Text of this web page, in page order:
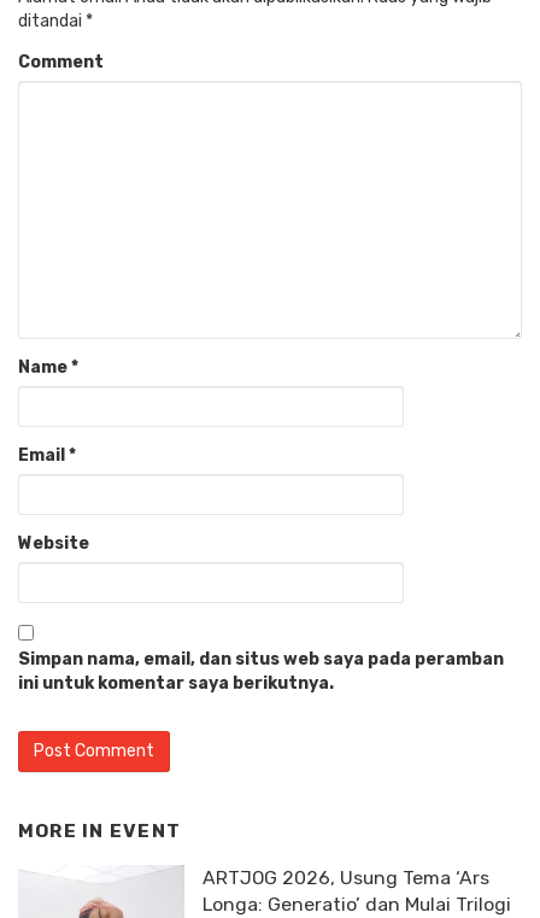
ditandai *
Comment
Name*
Email *
Website
Simpan nama, email, dan situs web saya pada peramban
ini untuk komentar saya berikutnya.
MORE IN EVENT
ARTJOG 2026, Usung Tema ‘Ars
Longa: Generatio’ dan Mulai Trilogi